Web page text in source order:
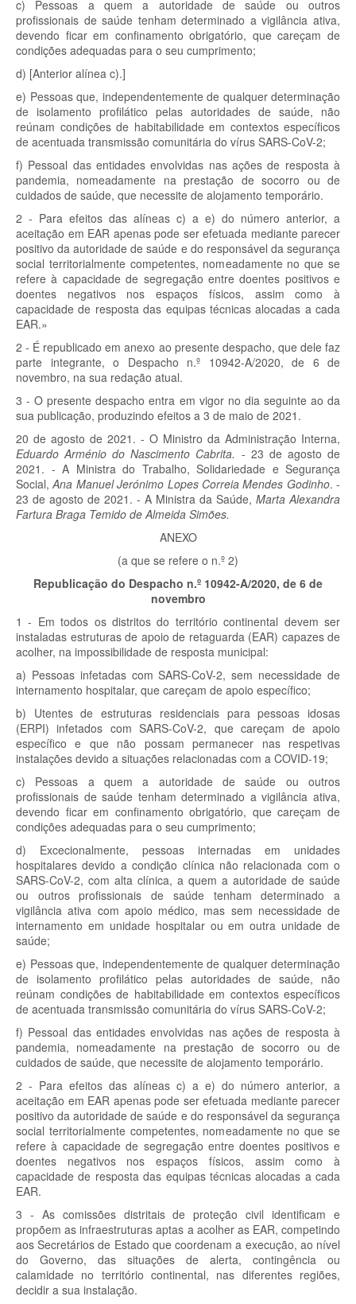
c) Pessoas a quem a autoridade de saúde ou outros
profissionais de saúde tenham determinado a vigilância ativa,
devendo ficar em confinamento obrigatório, que careçam de
condições adequadas para o seu cumprimento;
d) [Anterior alínea c).]
e) Pessoas que, independentemente de qualquer determinação
de isolamento profilático pelas autoridades de saúde, não
reúnam condições de habitabilidade em contextos específicos
de acentuada transmissão comunitária do vírus SARS-CoV-2;
f) Pessoal das entidades envolvidas nas ações de resposta à
pandemia, nomeadamente na prestação de socorro ou de
cuidados de saúde, que necessite de alojamento temporário.
2 - Para efeitos das alíneas c) a e) do número anterior, a
aceitação em EAR apenas pode ser efetuada mediante parecer
positivo da autoridade de saúde e do responsável da segurança
social territorialmente competentes, nomeadamente no que se
refere à capacidade de segregação entre doentes positivos e
doentes negativos nos espaços físicos, assim como à
capacidade de resposta das equipas técnicas alocadas a cada
EAR.»
2 - É republicado em anexo ao presente despacho, que dele faz
parte integrante, o Despacho n.º 10942-A/2020, de 6 de
novembro, na sua redação atual.
3 - O presente despacho entra em vigor no dia seguinte ao da
sua publicação, produzindo efeitos a 3 de maio de 2021.
20 de agosto de 2021. - O Ministro da Administração Interna,
Eduardo Arménio do Nascimento Cabrita. - 23 de agosto de
2021. - A Ministra do Trabalho, Solidariedade e Segurança
Social,Ana Manuel Jerónimo Lopes Correia Mendes Godinho. -
23 de agosto de 2021. - A Ministra da Saúde, Marta Alexandra
Fartura Braga Temido de Almeida Simões.
ANEXO
(a que se refere o n.º 2)
Republicação do Despacho n.º 10942-A/2020, de 6 de
novembro
1 - Em todos os distritos do território continental devem ser
instaladas estruturas de apoio de retaguarda (EAR) capazes de
acolher, na impossibilidade de resposta municipal:
a) Pessoas infetadas com SARS-CoV-2, sem necessidade de
internamento hospitalar, que careçam de apoio específico;
b) Utentes de estruturas residenciais para pessoas idosas
(ERPI) infetados com SARS-CoV-2, que careçam de apoio
específico e que não possam permanecer nas respetivas
instalações devido a situações relacionadas com a COVID-19;
c) Pessoas a quem a autoridade de saúde ou outros
profissionais de saúde tenham determinado a vigilância ativa,
devendo ficar em confinamento obrigatório, que careçam de
condições adequadas para o seu cumprimento;
d) Excecionalmente, pessoas internadas em unidades
hospitalares devido a condição clínica não relacionada com o
SARS-CoV-2, com alta clínica, a quem a autoridade de saúde
ou outros profissionais de saúde tenham determinado a
vigilância ativa com apoio médico, mas sem necessidade de
internamento em unidade hospitalar ou em outra unidade de
saúde;
e) Pessoas que, independentemente de qualquer determinação
de isolamento profilático pelas autoridades de saúde, não
reúnam condições de habitabilidade em contextos específicos
de acentuada transmissão comunitária do vírus SARS-CoV-2;
f) Pessoal das entidades envolvidas nas ações de resposta à
pandemia, nomeadamente na prestação de socorro ou de
cuidados de saúde, que necessite de alojamento temporário.
2 - Para efeitos das alíneas c) a e) do número anterior, a
aceitação em EAR apenas pode ser efetuada mediante parecer
positivo da autoridade de saúde e do responsável da segurança
social territorialmente competentes, nomeadamente no que se
refere à capacidade de segregação entre doentes positivos e
doentes negativos nos espaços físicos, assim como à
capacidade de resposta das equipas técnicas alocadas a cada
EAR.
3 - As comissões distritais de proteção civil identificam e
propõem as infraestruturas aptas a acolher as EAR, competindo
aos Secretários de Estado que coordenam a execução, ao nível
do Governo, das situações de alerta, contingência ou
calamidade no território continental, nas diferentes regiões,
decidir a sua instalação.